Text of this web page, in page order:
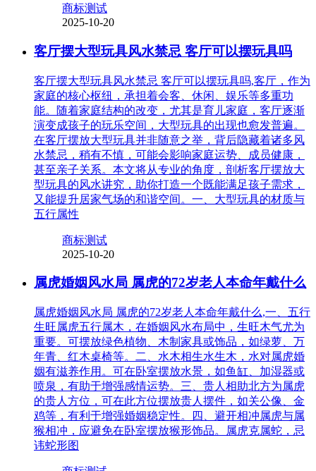
商标测试
2025-10-20
客厅摆大型玩具风水禁忌 客厅可以摆玩具吗
客厅摆大型玩具风水禁忌 客厅可以摆玩具吗,客厅，作为
家庭的核心枢纽，承担着会客、休闲、娱乐等多重功
能。随着家庭结构的改变，尤其是育儿家庭，客厅逐渐
演变成孩子的玩乐空间，大型玩具的出现也愈发普遍。
在客厅摆放大型玩具并非随意之举，背后隐藏着诸多风
水禁忌，稍有不慎，可能会影响家庭运势、成员健康，
甚至亲子关系。本文将从专业的角度，剖析客厅摆放大
型玩具的风水讲究，助你打造一个既能满足孩子需求，
又能提升居家气场的和谐空间。一、大型玩具的材质与
五行属性
商标测试
2025-10-20
属虎婚姻风水局 属虎的72岁老人本命年戴什么
属虎婚姻风水局 属虎的72岁老人本命年戴什么,一、五行
生旺属虎五行属木，在婚姻风水布局中，生旺木气尤为
重要。可摆放绿色植物、木制家具或饰品，如绿萝、万
年青、红木桌椅等。二、水木相生水生木，水对属虎婚
姻有滋养作用。可在卧室摆放水景，如鱼缸、加湿器或
喷泉，有助于增强感情运势。三、贵人相助北方为属虎
的贵人方位，可在此方位摆放贵人摆件，如关公像、金
鸡等，有利于增强婚姻稳定性。四、避开相冲属虎与属
猴相冲，应避免在卧室摆放猴形饰品。属虎克属蛇，忌
讳蛇形图